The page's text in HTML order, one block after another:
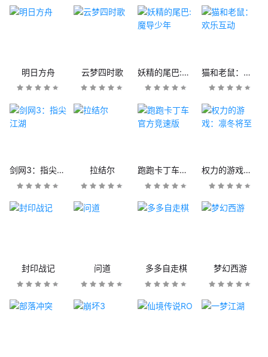
明日方舟 云梦四时歌 妖精的尾巴:魔导少年 猫和老鼠：欢乐互动
剑网3：指尖江湖 拉结尔 跑跑卡丁车官方竞速版 权力的游戏：凛冬将至
封印战记 问道 多多自走棋 梦幻西游